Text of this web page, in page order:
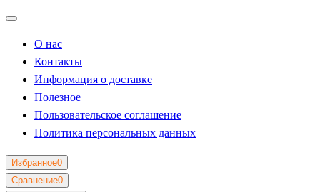
О нас
Контакты
Информация о доставке
Полезное
Пользовательское соглашение
Политика персональных данных
Избранное0
Сравнение0